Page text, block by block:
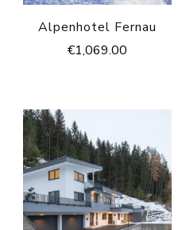
Alpenhotel Fernau
€1,069.00